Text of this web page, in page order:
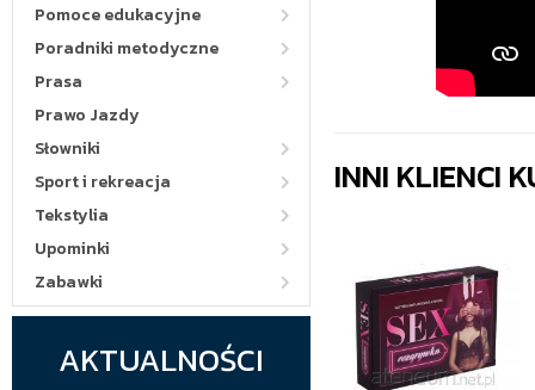
Pomoce edukacyjne
Poradniki metodyczne
Prasa
Prawo Jazdy
Słowniki
Sport i rekreacja
Tekstylia
Upominki
Zabawki
AKTUALNOŚCI
INNI KLIENCI